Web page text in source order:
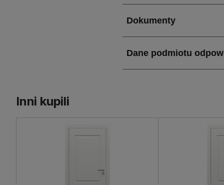
wyborem do każdego
wytrzymałość. Drzwi
Zastosowanie
Skrzydło pokojowe
pomieszczeniu
Inni kupili